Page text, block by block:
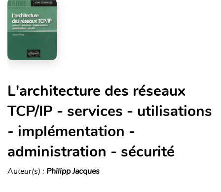
L'architecture des réseaux
TCP/IP - services - utilisations
- implémentation -
administration - sécurité
Auteur(s) : Philipp Jacques